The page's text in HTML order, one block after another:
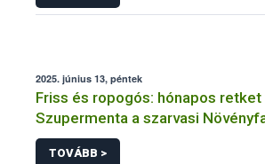
2025. június 13, péntek
Friss és ropogós: hónapos
Szupermenta a szarvasi
Állomáson
TOVÁBB >